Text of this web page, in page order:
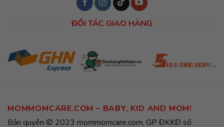
ĐỐI TÁC GIAO HÀNG
MOMMOMCARE.COM – BABY, KID AND MOM!
Bản quyền © 2023 mommomcare.com, GP ĐKKĐ số